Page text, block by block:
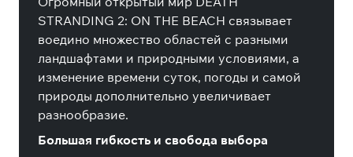
STRANDING 2: ON THE BEACH связывает
воедино множество областей с разными
ландшафтами и природными условиями, а
изменение времени суток, погоды и самой
природы дополнительно увеличивает
разнообразие.
Большая гибкость и свобода выбора